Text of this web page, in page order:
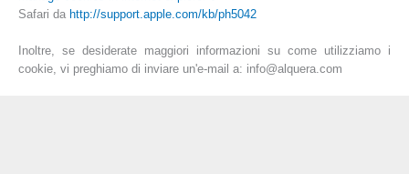
Safari da http://support.apple.com/kb/ph5042
Inoltre, se desiderate maggiori informazioni su come utilizziamo i
cookie, vi preghiamo di inviare un'e-mail a: info@alquera.com